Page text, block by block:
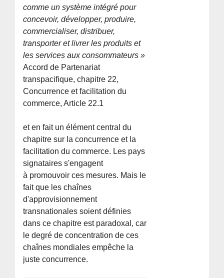
comme un système intégré pour
concevoir, développer, produire,
commercialiser, distribuer,
transporter et livrer les produits et
les services aux consommateurs »
Accord de Partenariat
transpacifique, chapitre 22,
Concurrence et facilitation du
commerce, Article 22.1
et en fait un élément central du
chapitre sur la concurrence et la
facilitation du commerce. Les pays
signataires s'engagent
à promouvoir ces mesures. Mais le
fait que les chaînes
d'approvisionnement
transnationales soient définies
dans ce chapitre est paradoxal, car
le degré de concentration de ces
chaînes mondiales empêche la
juste concurrence.